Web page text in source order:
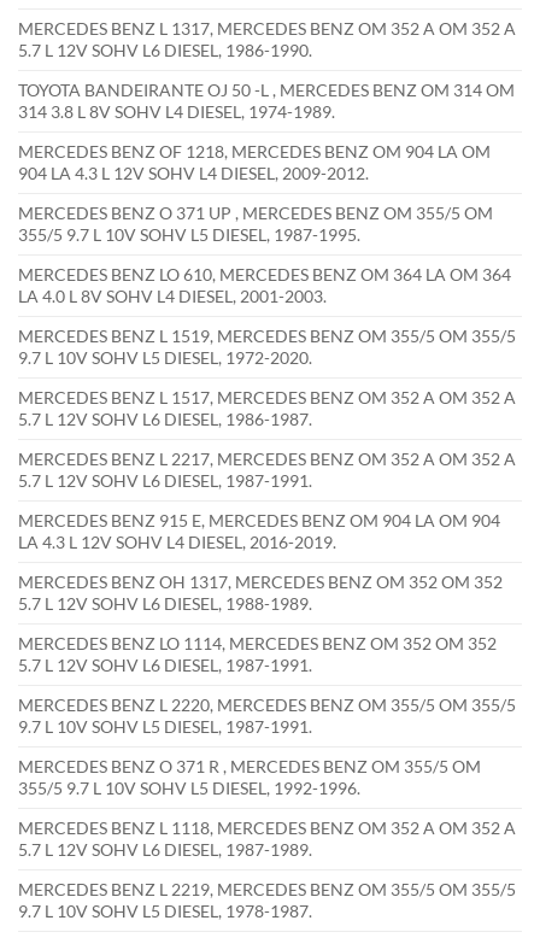
MERCEDES BENZ L 1317, MERCEDES BENZ OM 352 A OM 352 A
5.7 L 12V SOHV L6 DIESEL, 1986-1990.
TOYOTA BANDEIRANTE OJ 50 -L , MERCEDES BENZ OM 314 OM
314 3.8 L 8V SOHV L4 DIESEL, 1974-1989.
MERCEDES BENZ OF 1218, MERCEDES BENZ OM 904 LA OM
904 LA 4.3 L 12V SOHV L4 DIESEL, 2009-2012.
MERCEDES BENZ O 371 UP , MERCEDES BENZ OM 355/5 OM
355/5 9.7 L 10V SOHV L5 DIESEL, 1987-1995.
MERCEDES BENZ LO 610, MERCEDES BENZ OM 364 LA OM 364
LA 4.0 L 8V SOHV L4 DIESEL, 2001-2003.
MERCEDES BENZ L 1519, MERCEDES BENZ OM 355/5 OM 355/5
9.7 L 10V SOHV L5 DIESEL, 1972-2020.
MERCEDES BENZ L 1517, MERCEDES BENZ OM 352 A OM 352 A
5.7 L 12V SOHV L6 DIESEL, 1986-1987.
MERCEDES BENZ L 2217, MERCEDES BENZ OM 352 A OM 352 A
5.7 L 12V SOHV L6 DIESEL, 1987-1991.
MERCEDES BENZ 915 E, MERCEDES BENZ OM 904 LA OM 904
LA 4.3 L 12V SOHV L4 DIESEL, 2016-2019.
MERCEDES BENZ OH 1317, MERCEDES BENZ OM 352 OM 352
5.7 L 12V SOHV L6 DIESEL, 1988-1989.
MERCEDES BENZ LO 1114, MERCEDES BENZ OM 352 OM 352
5.7 L 12V SOHV L6 DIESEL, 1987-1991.
MERCEDES BENZ L 2220, MERCEDES BENZ OM 355/5 OM 355/5
9.7 L 10V SOHV L5 DIESEL, 1987-1991.
MERCEDES BENZ O 371 R , MERCEDES BENZ OM 355/5 OM
355/5 9.7 L 10V SOHV L5 DIESEL, 1992-1996.
MERCEDES BENZ L 1118, MERCEDES BENZ OM 352 A OM 352 A
5.7 L 12V SOHV L6 DIESEL, 1987-1989.
MERCEDES BENZ L 2219, MERCEDES BENZ OM 355/5 OM 355/5
9.7 L 10V SOHV L5 DIESEL, 1978-1987.